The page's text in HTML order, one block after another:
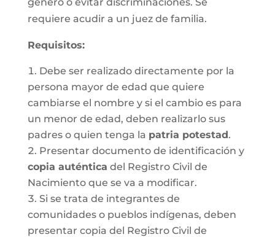
requiere acudir a un juez de familia.
Requisitos:
Debe ser realizado directamente por la
persona mayor de edad que quiere
cambiarse el nombre y si el cambio es para
un menor de edad, deben realizarlo sus
padres o quien tenga la patria potestad.
Presentar documento de identificación y
copia auténtica del Registro Civil de
Nacimiento que se va a modificar.
Si se trata de integrantes de
comunidades o pueblos indígenas, deben
presentar copia del Registro Civil de